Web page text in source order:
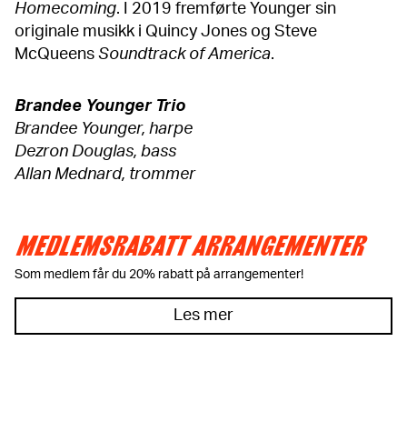
Homecoming. I 2019 fremførte Younger sin
originale musikk i Quincy Jones og Steve
McQueens Soundtrack of America.
Brandee Younger Trio
Brandee Younger, harpe
Dezron Douglas, bass
Allan Mednard, trommer
MEDLEMSRABATT ARRANGEMENTER
Som medlem får du 20% rabatt på arrangementer!
Les mer